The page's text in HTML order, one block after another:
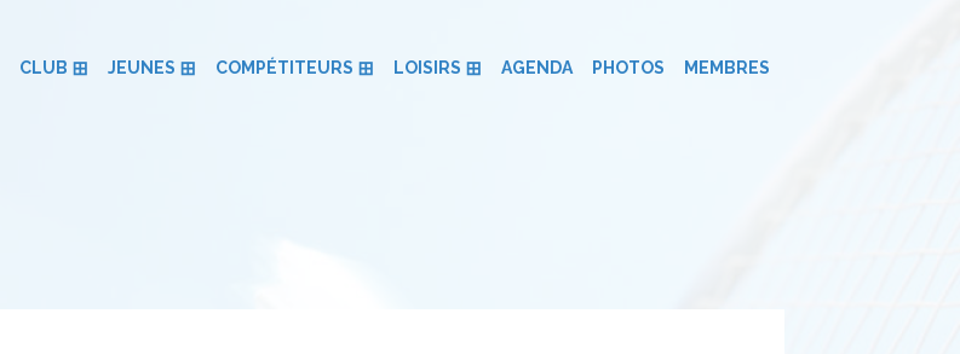
CLUB JEUNES COMPÉTITEURS LOISIRS AGENDA PHOTOS MEMBRES